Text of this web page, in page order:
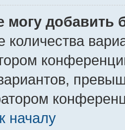
могу добавить
количества
началу